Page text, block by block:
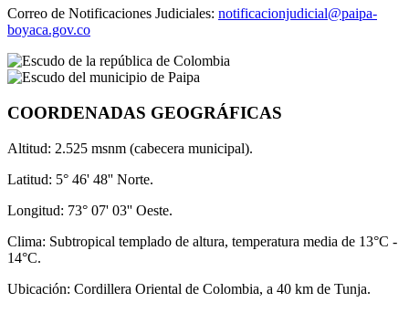
Correo de Notificaciones Judiciales: notificacionjudicial@paipa-
boyaca.gov.co
COORDENADAS GEOGRÁFICAS
Altitud: 2.525 msnm (cabecera municipal).
Latitud: 5° 46' 48'' Norte.
Longitud: 73° 07' 03'' Oeste.
Clima: Subtropical templado de altura, temperatura media de 13°C -
14°C.
Ubicación: Cordillera Oriental de Colombia, a 40 km de Tunja.